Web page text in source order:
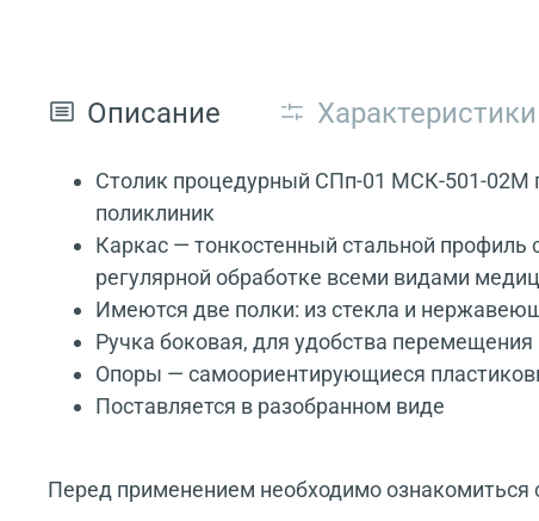
Описание Характеристики
Столик процедурный СПп-01 МСК-501-02М
поликлиник
Каркас — тонкостенный стальной профиль
регулярной обработке всеми видами
Имеются две полки: из стекла и
Ручка боковая, для удобства перемещения
Опоры — самоориентирующиеся
Поставляется в разобранном виде
Перед применением необходимо ознакомиться